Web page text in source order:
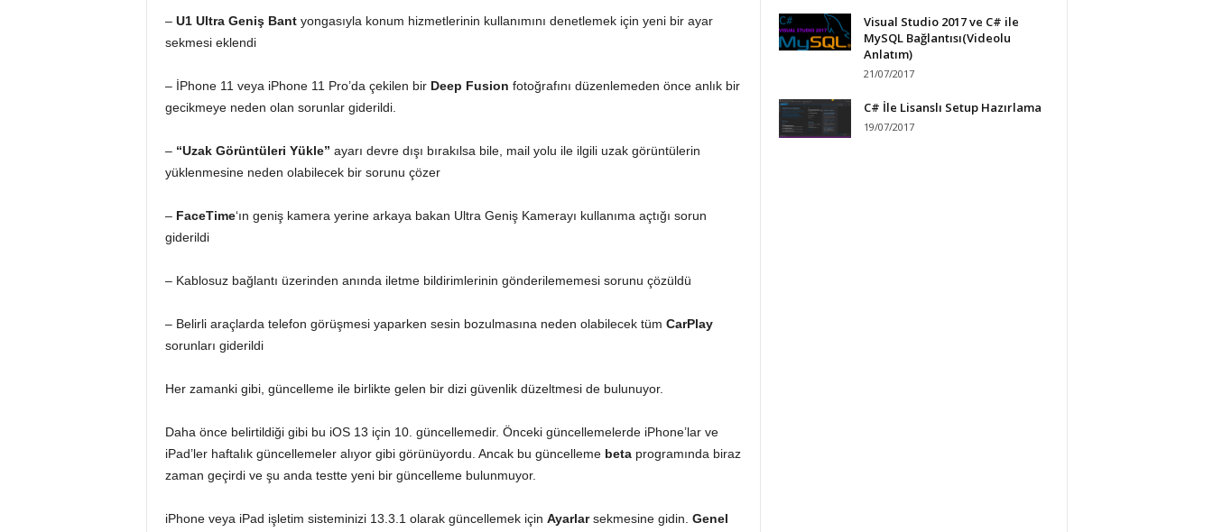
– U1 Ultra Geniş Bantyongasıyla konum hizmetlerinin kullanımını denetlemek için yeni bir ayar
sekmesi eklendi
– İPhone 11 veya iPhone 11 Pro’da çekilen bir Deep Fusion fotoğrafını düzenlemeden önce anlık bir
gecikmeye neden olan sorunlar giderildi.
– “Uzak Görüntüleri Yükle” ayarı devre dışı bırakılsa bile, mail yolu ile ilgili uzak görüntülerin
yüklenmesine neden olabilecek bir sorunu çözer
– FaceTime‘ın geniş kamera yerine arkaya bakan Ultra Geniş Kamerayı kullanıma açtığı sorun
giderildi
– Kablosuz bağlantı üzerinden anında iletme bildirimlerinin gönderilememesi sorunu çözüldü
– Belirli araçlarda telefon görüşmesi yaparken sesin bozulmasına neden olabilecek tüm CarPlay
sorunları giderildi
Her zamanki gibi, güncelleme ile birlikte gelen bir dizi güvenlik düzeltmesi de bulunuyor.
Daha önce belirtildiği gibi bu iOS 13 için 10. güncellemedir. Önceki güncellemelerde iPhone’lar ve
iPad’ler haftalık güncellemeler alıyor gibi görünüyordu. Ancak bu güncelleme betaprogramında biraz
zaman geçirdi ve şu anda testte yeni bir güncelleme bulunmuyor.
iPhone veya iPad işletim sisteminizi 13.3.1 olarak güncellemek için Ayarlarsekmesine gidin. Genel
Visual Studio 2017 ve C# ile
MySQL Bağlantısı(Videolu
Anlatım)
21/07/2017
C# İle Lisanslı Setup Hazırlama
19/07/2017